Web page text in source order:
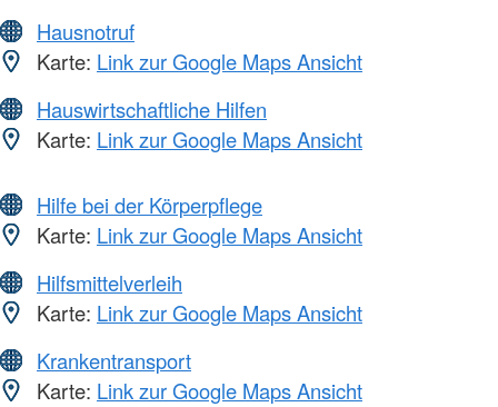
Hausnotruf
Karte: Link zur Google Maps Ansicht
Hauswirtschaftliche Hilfen
Karte: Link zur Google Maps Ansicht
Hilfe bei der Körperpflege
Karte: Link zur Google Maps Ansicht
Hilfsmittelverleih
Karte: Link zur Google Maps Ansicht
Krankentransport
Karte: Link zur Google Maps Ansicht